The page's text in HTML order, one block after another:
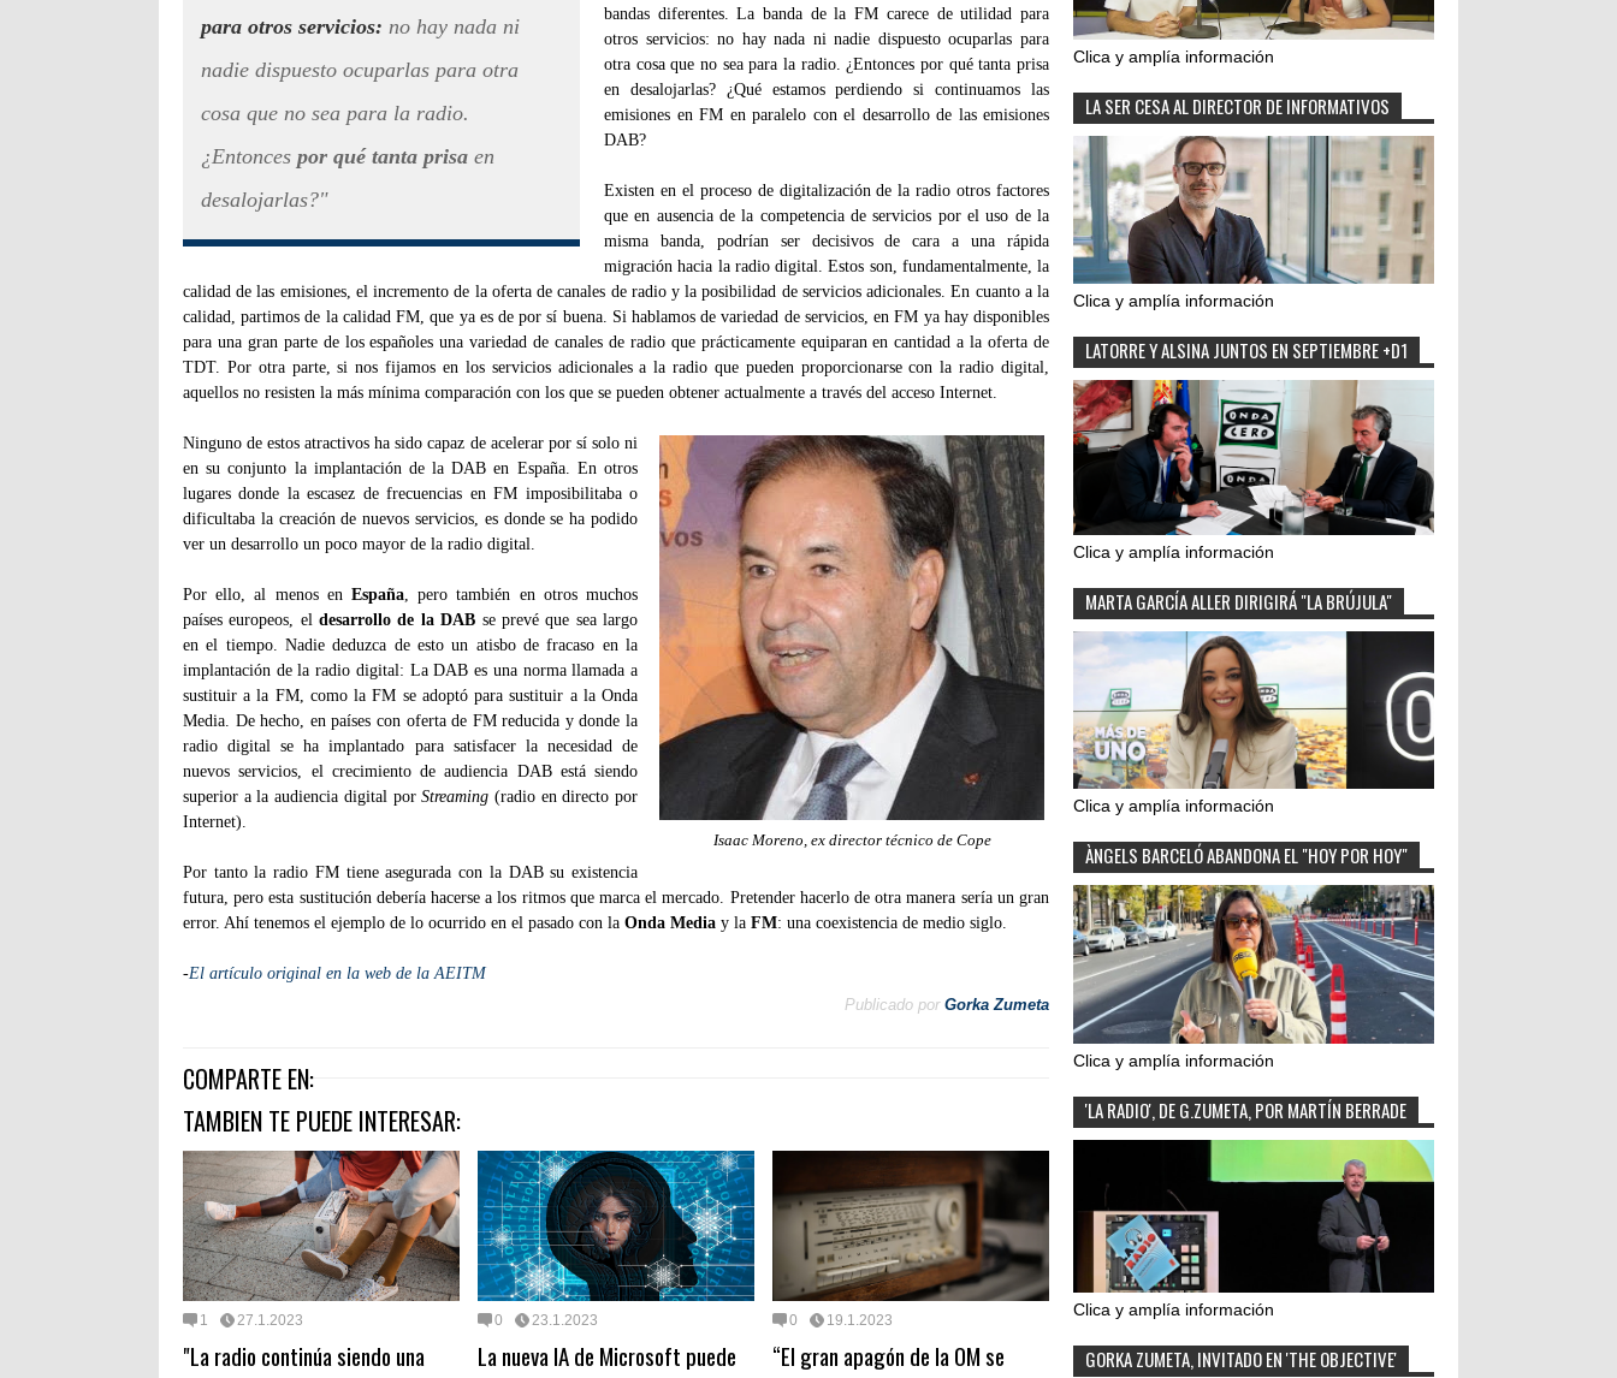
para otros servicios: no hay nada ni
nadie dispuesto ocuparlas para otra
cosa que no sea para la radio.
¿Entonces por qué tanta prisa en
desalojarlas?"
bandas diferentes. La banda de la FM carece de utilidad para
otros servicios: no hay nada ni nadie dispuesto ocuparlas para
otra cosa que no sea para la radio. ¿Entonces por qué tanta prisa
en desalojarlas? ¿Qué estamos perdiendo si continuamos las
emisiones en FM en paralelo con el desarrollo de las emisiones
DAB?
Existen en el proceso de digitalización de la radio otros factores
que en ausencia de la competencia de servicios por el uso de la
misma banda, podrían ser decisivos de cara a una rápida
migración hacia la radio digital. Estos son, fundamentalmente, la
calidad de las emisiones, el incremento de la oferta de canales de radio y la posibilidad de servicios adicionales. En cuanto a la
calidad, partimos de la calidad FM, que ya es de por sí buena. Si hablamos de variedad de servicios, en FM ya hay disponibles
para una gran parte de los españoles una variedad de canales de radio que prácticamente equiparan en cantidad a la oferta de
TDT. Por otra parte, si nos fijamos en los servicios adicionales a la radio que pueden proporcionarse con la radio digital,
aquellos no resisten la más mínima comparación con los que se pueden obtener actualmente a través del acceso Internet.
Isaac Moreno, ex director técnico de Cope
Ninguno de estos atractivos ha sido capaz de acelerar por sí solo ni
en su conjunto la implantación de la DAB en España. En otros
lugares donde la escasez de frecuencias en FM imposibilitaba o
dificultaba la creación de nuevos servicios, es donde se ha podido
ver un desarrollo un poco mayor de la radio digital.
Por ello, al menos en España, pero también en otros muchos
países europeos, eldesarrollo de la DAB se prevé que sea largo
en el tiempo. Nadie deduzca de esto un atisbo de fracaso en la
implantación de la radio digital: La DAB es una norma llamada a
sustituir a la FM, como la FM se adoptó para sustituir a la Onda
Media. De hecho, en países con oferta de FM reducida y donde la
radio digital se ha implantado para satisfacer la necesidad de
nuevos servicios, el crecimiento de audiencia DAB está siendo
superior a la audiencia digital porStreaming (radio en directo por
Internet).
Por tanto la radio FM tiene asegurada con la DAB su existencia
futura, pero esta sustitución debería hacerse a los ritmos que marca el mercado. Pretender hacerlo de otra manera sería un gran
error. Ahí tenemos el ejemplo de lo ocurrido en el pasado con la Onda Media y la FM: una coexistencia de medio siglo.
-El artículo original en la web de la AEITM
Publicado por Gorka Zumeta
COMPARTE EN:
TAMBIEN TE PUEDE INTERESAR:
1 27.1.2023
"La radio continúa siendo una
0 23.1.2023
La nueva IA de Microsoft puede
0 19.1.2023
“El gran apagón de la OM se
Clica y amplía información
LA SER CESA AL DIRECTOR DE INFORMATIVOS
Clica y amplía información
LATORRE Y ALSINA JUNTOS EN SEPTIEMBRE +D1
Clica y amplía información
MARTA GARCÍA ALLER DIRIGIRÁ "LA BRÚJULA"
Clica y amplía información
ÀNGELS BARCELÓ ABANDONA EL "HOY POR HOY"
Clica y amplía información
'LA RADIO', DE G.ZUMETA, POR MARTÍN BERRADE
Clica y amplía información
GORKA ZUMETA, INVITADO EN 'THE OBJECTIVE'